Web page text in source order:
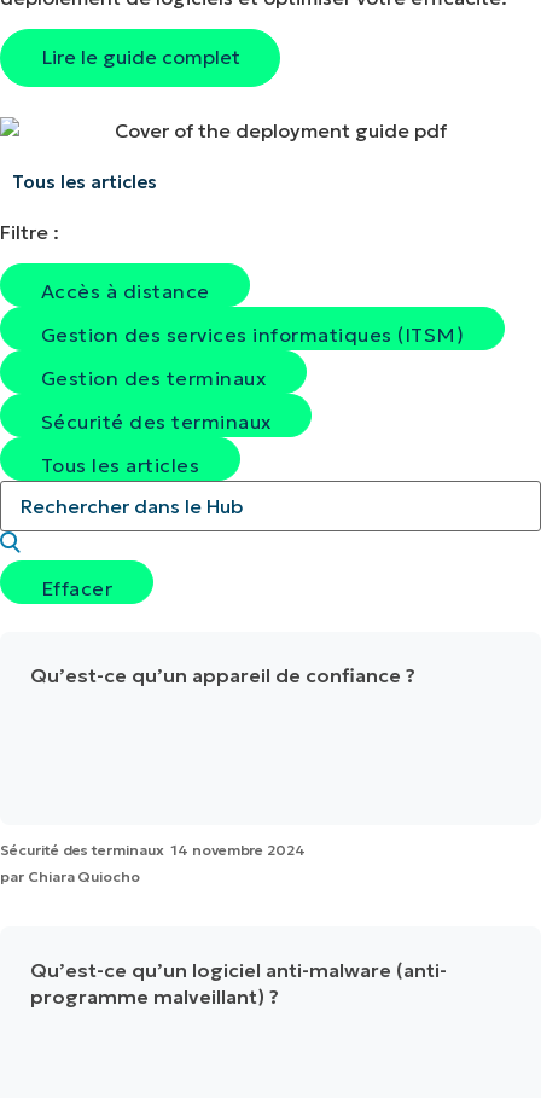
Lire le guide complet
Tous les articles
Filtre :
Accès à distance
Gestion des services informatiques (ITSM)
Gestion des terminaux
Sécurité des terminaux
Tous les articles
Rechercher dans le Hub
Effacer
Qu’est-ce qu’un appareil de confiance ?
Sécurité des terminaux 14 novembre 2024
parChiara Quiocho
Qu’est-ce qu’un logiciel anti-malware (anti-
programme malveillant) ?